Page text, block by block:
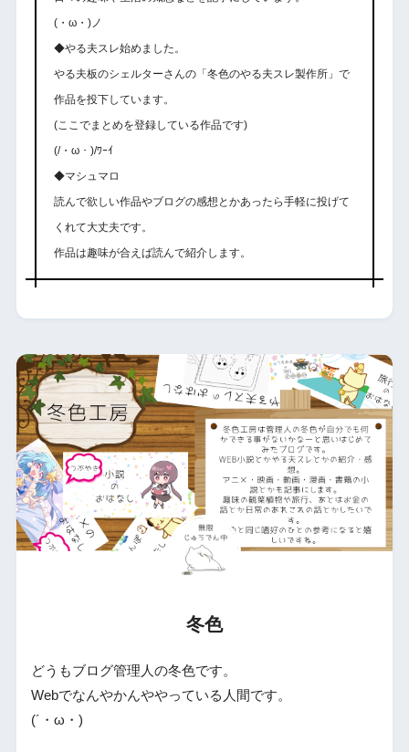
(・ω・)ノ
◆やる夫スレ始めました。
やる夫板のシェルターさんの「冬色のやる夫スレ製作所」で
作品を投下しています。
(ここでまとめを登録している作品です)
(/・ω・)/ﾜｰｲ
◆マシュマロ
読んで欲しい作品やブログの感想とかあったら手軽に投げて
くれて大丈夫です。
作品は趣味が合えば読んで紹介します。
冬色
どうもブログ管理人の冬色です。
Webでなんやかんややっている人間です。
(´・ω・)